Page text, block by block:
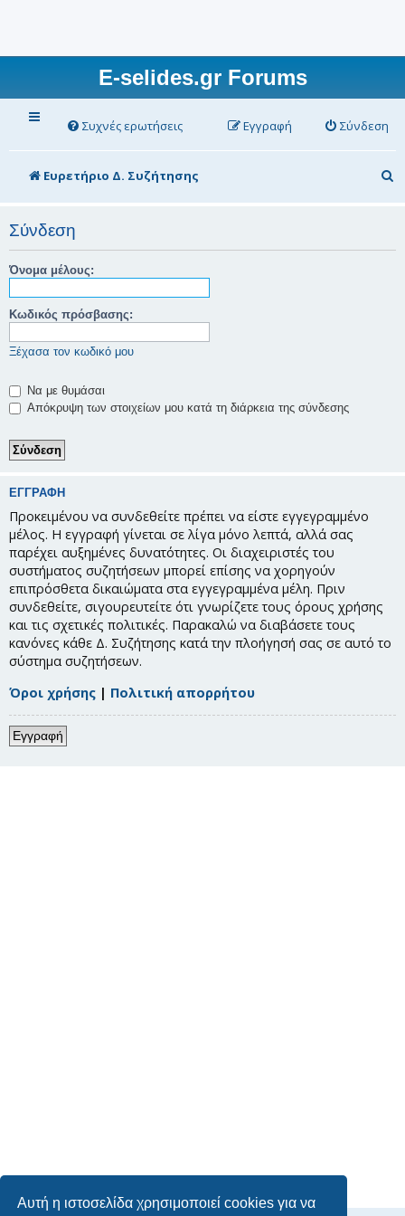
Αυτή η ιστοσελίδα χρησιμοποιεί cookies για να
E-selides.gr Forums
Συχνές ερωτήσεις Σύνδεση
Εγγραφή
Ευρετήριο Δ. Συζήτησης
ν
ζ
Σύνδεση
Όνομα μέλους:
Κωδικός πρόσβασης:
Ξέχασα τον κωδικό μου
Να με θυμάσαι
Απόκρυψη των στοιχείων μου κατά τη διάρκεια της σύνδεσης
ΕΓΓΡΑΦΉ
Προκειμένου να συνδεθείτε πρέπει να είστε εγγεγραμμένο
μέλος. Η εγγραφή γίνεται σε λίγα μόνο λεπτά, αλλά σας
παρέχει αυξημένες δυνατότητες. Οι διαχειριστές του
συστήματος συζητήσεων μπορεί επίσης να χορηγούν
επιπρόσθετα δικαιώματα στα εγγεγραμμένα μέλη. Πριν
συνδεθείτε, σιγουρευτείτε ότι γνωρίζετε τους όρους χρήσης
και τις σχετικές πολιτικές. Παρακαλώ να διαβάσετε τους
κανόνες κάθε Δ. Συζήτησης κατά την πλοήγησή σας σε αυτό το
σύστημα συζητήσεων.
Όροι χρήσης | Πολιτική απορρήτου
Εγγραφή